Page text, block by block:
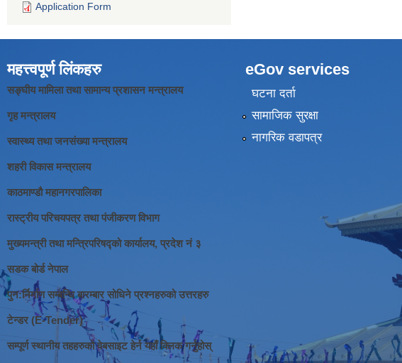
Application Form
महत्त्वपूर्ण लिंकहरु
सङ्घीय मामिला तथा सामान्य प्रशासन मन्त्रालय
गृह मन्त्रालय
स्वास्थ्य तथा जनसंख्या मन्त्रालय
शहरी विकास मन्त्रालय
काठमाण्डौ महानगरपालिका
रास्ट्रीय परिचयपत्र तथा पंजीकरण विभाग
मुख्यमन्त्री तथा मन्त्रिपरिषद्को कार्यालय, प्रदेश नं ३
सडक बोर्ड नेपाल
पुन:र्निर्माण सम्बन्धि बारम्बार सोधिने प्रश्नहरुको उत्तरहरु
टेन्डर (E-Tender)
सम्पूर्ण स्थानीय तहहरुको वेबसाइट हेर्न यहाँ क्लिक गर्नुहोस्
eGov services
घटना दर्ता
सामाजिक सुरक्षा
नागरिक वडापत्र